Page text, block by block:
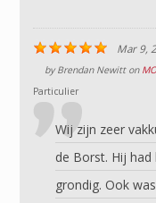
Mar 9,
byBrendan Newitton
Particulier
Wij zijn zeer
de Borst. Hij had
grondig. Ook